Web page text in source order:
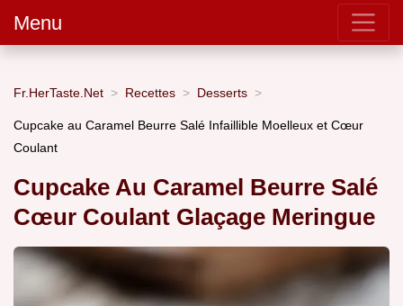
Menu
Fr.HerTaste.Net Recettes Desserts
Cupcake au Caramel Beurre Salé Infaillible Moelleux et Cœur
Coulant
Cupcake Au Caramel Beurre Salé
Cœur Coulant Glaçage Meringue